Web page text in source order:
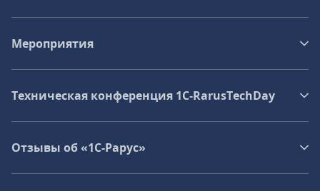
Мероприятия
Техническая конференция 1C‑RarusTechDay
Отзывы об «1С-Рарус»